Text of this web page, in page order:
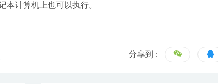
本计算机上也可以执行。
分享到 :